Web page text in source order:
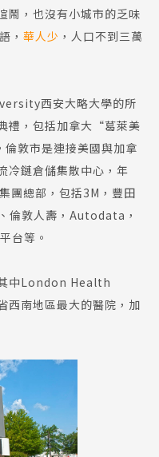
鬧，也沒有小城市的乏味
， 華人少 ，人口不到三萬
西安大略大學的所
禮，包括加拿大“葛萊美
敦市是連接美國與加拿
冷鏈倉儲集散中心，年
團總部，包括3M，豐田
倫敦人壽，Autodata，
台等。
中London Health
南地區最大的醫院，加